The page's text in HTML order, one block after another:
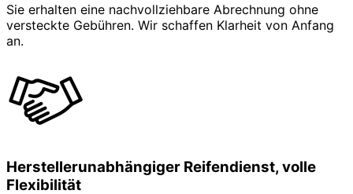
Sie erhalten eine nachvollziehbare Abrechnung ohne
versteckte Gebühren. Wir schaffen Klarheit von Anfang
an.
Herstellerunabhängiger Reifendienst, volle
Flexibilität